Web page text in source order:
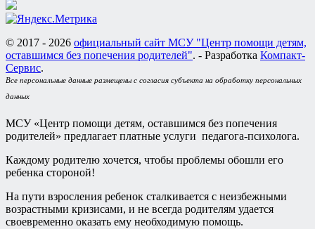
© 2017 - 2026 официальный сайт МСУ "Центр помощи детям,
оставшимся без попечения родителей". - Разработка Компакт-
Сервис.
Все персональные данные размещены с согласия субъекта на обработку персональных
данных
МСУ «Центр помощи детям, оставшимся без попечения
родителей» предлагает платные услуги педагога-психолога.
Каждому родителю хочется, чтобы проблемы обошли его
ребенка стороной!
На пути взросления ребенок сталкивается с неизбежными
возрастными кризисами, и не всегда родителям удается
своевременно оказать ему необходимую помощь.